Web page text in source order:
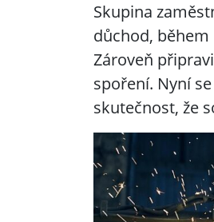
Skupina
důchod,
Zároveň
spoření. Nyní
skutečnost, že